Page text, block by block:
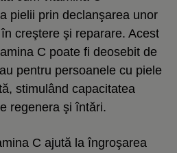
pielii prin declanşarea unor
creştere şi reparare. Acest
C poate fi deosebit de
pentru persoanele cu piele
stimulând capacitatea
regenera şi întări.
C ajută la îngroşarea